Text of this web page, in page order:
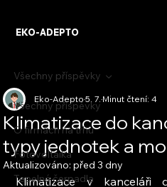
EKO-ADEPTO
Všechny příspěvky
O firmách na trhu
Fotovoltaika
Tepelná čerpadla
Všechny příspěvky
Klimatizace do
typy jednotek a
Eko-Adepto5. 7.Minut čtení: 4
Aktualizováno:před 3 dny
Klimatizace v kanceláři